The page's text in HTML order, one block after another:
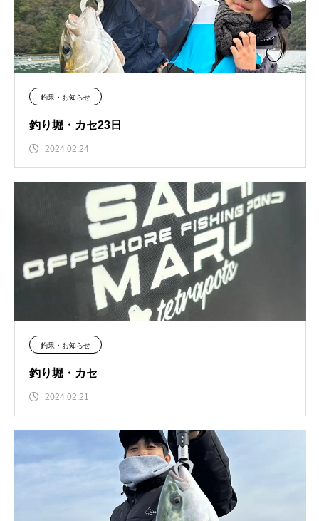
釣果・お知らせ
釣り堀・カセ23日
2024.02.24
釣果・お知らせ
釣り堀・カセ
2024.02.21